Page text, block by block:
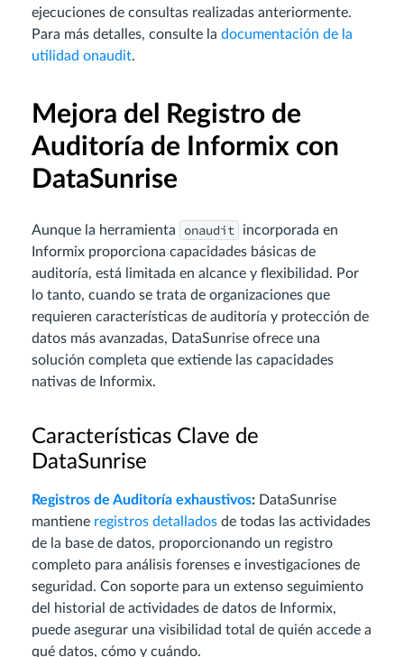
ejecuciones de consultas realizadas anteriormente.
Para más detalles, consulte la documentación de la
utilidad onaudit.
Mejora del Registro de
Auditoría de Informix con
DataSunrise
Aunque la herramienta onaudit
incorporada en
Informix proporciona capacidades básicas de
auditoría, está limitada en alcance y flexibilidad. Por
lo tanto, cuando se trata de organizaciones que
requieren características de auditoría y protección de
datos más avanzadas, DataSunrise ofrece una
solución completa que extiende las capacidades
nativas de Informix.
Características Clave de
DataSunrise
Registros de Auditoría exhaustivos: DataSunrise
mantiene registros detallados de todas las actividades
de la base de datos, proporcionando un registro
completo para análisis forenses e investigaciones de
seguridad. Con soporte para un extenso seguimiento
del historial de actividades de datos de Informix,
puede asegurar una visibilidad total de quién accede a
qué datos, cómo y cuándo.